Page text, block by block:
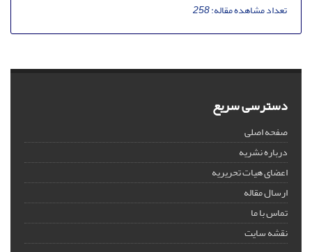
تعداد مشاهده مقاله:258
دسترسی سریع
صفحه اصلی
درباره نشریه
اعضای هیات تحریریه
ارسال مقاله
تماس با ما
نقشه سایت